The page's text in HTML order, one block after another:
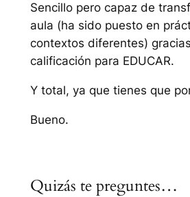
Sencillo pero capaz de
aula (ha sido puesto en
contextos diferentes)
calificación para EDUCAR.
Y total, ya que tienes que
Bueno.
Quizás te preguntes…